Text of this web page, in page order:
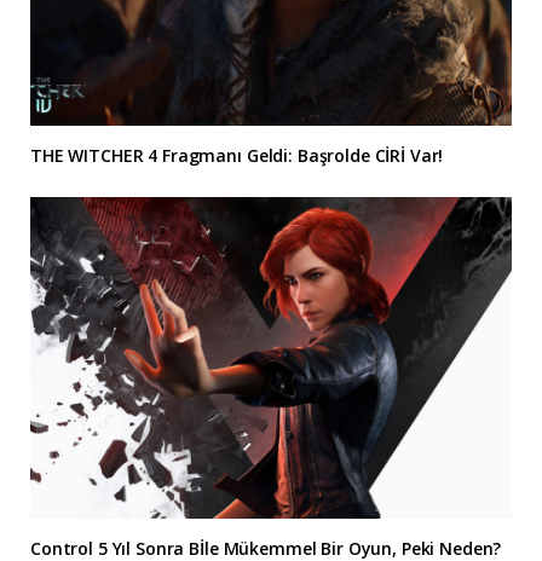
THE WITCHER 4 Fragmanı Geldi: Başrolde CİRİ Var!
Control 5 Yıl Sonra Bİle Mükemmel Bir Oyun, Peki Neden?